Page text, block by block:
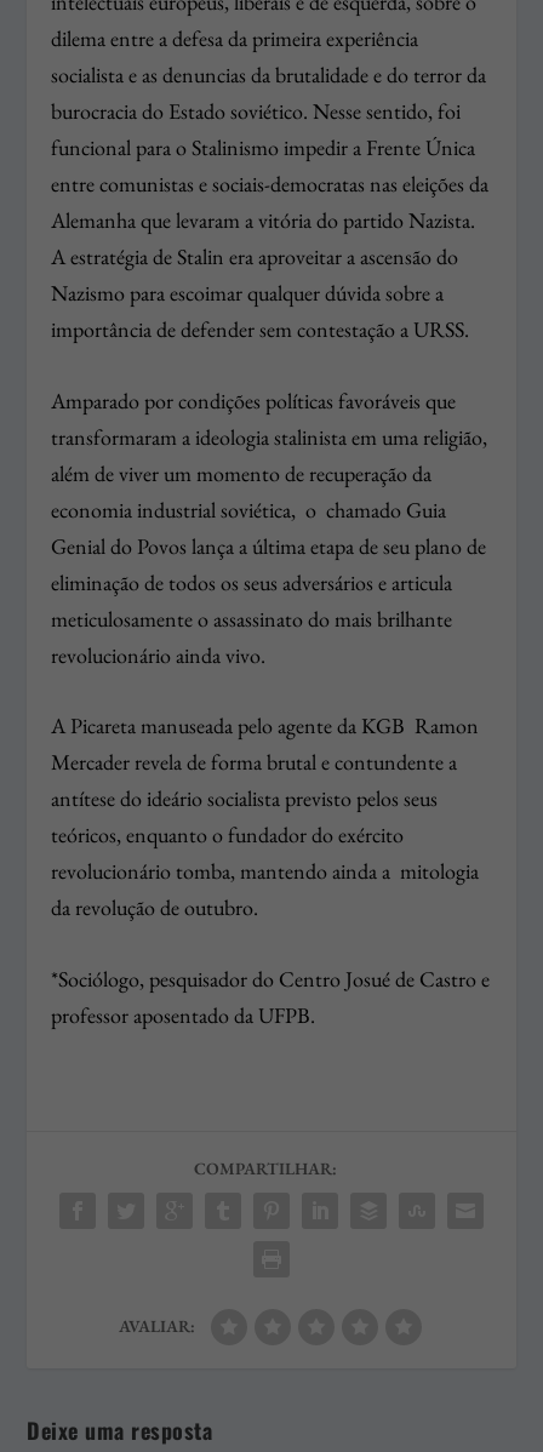
dilema entre a defesa da primeira experiência
socialista e as denuncias da brutalidade e do terror da
burocracia do Estado soviético. Nesse sentido, foi
funcional para o Stalinismo impedir a Frente Única
entre comunistas e sociais-democratas nas eleições da
Alemanha que levaram a vitória do partido Nazista.
A estratégia de Stalin era aproveitar a ascensão do
Nazismo para escoimar qualquer dúvida sobre a
importância de defender sem contestação a URSS.
Amparado por condições políticas favoráveis que
transformaram a ideologia stalinista em uma religião,
além de viver um momento de recuperação da
economia industrial soviética, o chamado Guia
Genial do Povos lança a última etapa de seu plano de
eliminação de todos os seus adversários e articula
meticulosamente o assassinato do mais brilhante
revolucionário ainda vivo.
A Picareta manuseada pelo agente da KGB Ramon
Mercader revela de forma brutal e contundente a
antítese do ideário socialista previsto pelos seus
teóricos, enquanto o fundador do exército
revolucionário tomba, mantendo ainda a mitologia
da revolução de outubro.
*Sociólogo, pesquisador do Centro Josué de Castro e
professor aposentado da UFPB.
COMPARTILHAR:
AVALIAR:
Deixe uma resposta